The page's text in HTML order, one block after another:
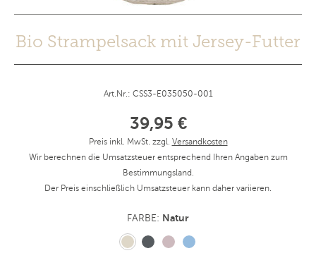
Bio Strampelsack mit Jersey-Futter
Art.Nr.: CSS3-E035050-001
39,95 €
Preis inkl. MwSt. zzgl. Versandkosten
Wir berechnen die Umsatzsteuer entsprechend Ihren Angaben zum
Bestimmungsland.
Der Preis einschließlich Umsatzsteuer kann daher variieren.
FARBE: Natur